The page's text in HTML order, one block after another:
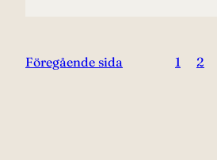
Föregående sida 1 2